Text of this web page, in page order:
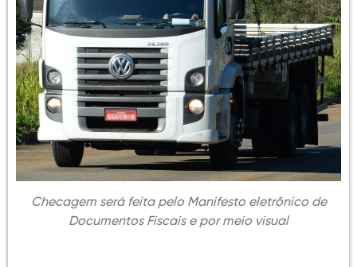
Checagem será feita pelo Manifesto eletrônico de
Documentos Fiscais e por meio visual